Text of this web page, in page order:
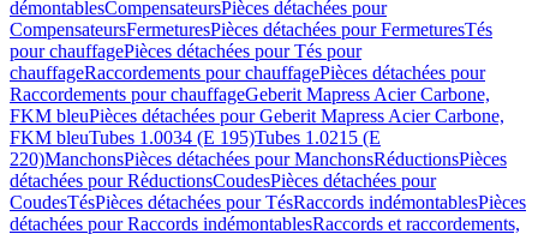
démontablesCompensateursPièces détachées pour
CompensateursFermeturesPièces détachées pour FermeturesTés
pour chauffagePièces détachées pour Tés pour
chauffageRaccordements pour chauffagePièces détachées pour
Raccordements pour chauffageGeberit Mapress Acier Carbone,
FKM bleuPièces détachées pour Geberit Mapress Acier Carbone,
FKM bleuTubes 1.0034 (E 195)Tubes 1.0215 (E
220)ManchonsPièces détachées pour ManchonsRéductionsPièces
détachées pour RéductionsCoudesPièces détachées pour
CoudesTésPièces détachées pour TésRaccords indémontablesPièces
détachées pour Raccords indémontablesRaccords et raccordements,